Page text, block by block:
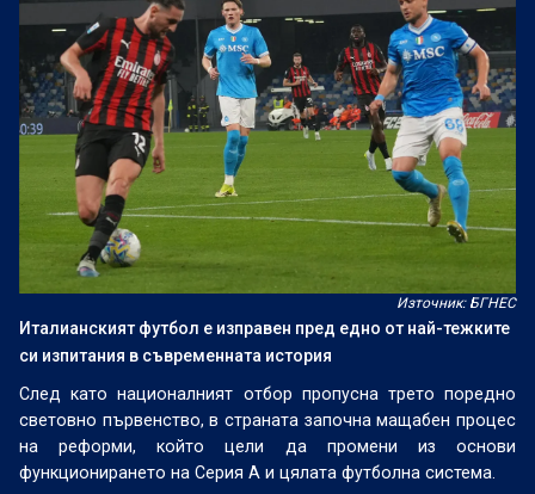
Източник: БГНЕС
Италианският футбол е изправен пред едно от най-тежките
си изпитания в съвременната история
След като националният отбор пропусна трето поредно
световно първенство, в страната започна мащабен процес
на реформи, който цели да промени из основи
функционирането на Серия А и цялата футболна система.